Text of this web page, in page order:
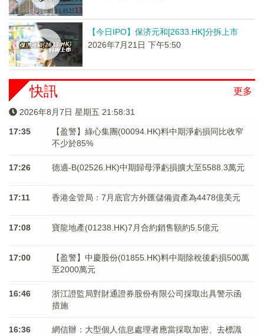
【今日IPO】保济元和[2633.HK]分拆上市
2026年7月21日 下午5:50
更多
快訊
2026年8月7日 星期五 21:58:32
17:35
【盈警】綠心集團(00094.HK)料中期淨虧損同比收窄
不少於85%
17:26 德適-B(02526.HK)中期歸母淨虧損擴大至5588.3萬元
17:11 香港金管局：7月底官方外匯儲備資產為4478億美元
17:08 寶龍地產(01238.HK)7月合約銷售額約5.5億元
17:00
【盈警】中慶股份(01855.HK)料中期除稅後虧損500萬
至2000萬元
16:46
浙江證監局對財通證券股份有限公司採取出具警示函
措施
16:36
網信辦：大型個人信息處理者應當採取加密、去標識